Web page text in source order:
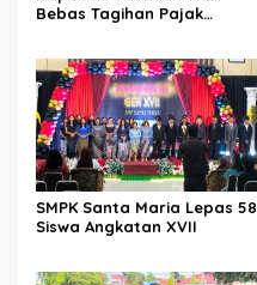
Bebas Tagihan Pajak
SMPK Santa Maria Lepas 58
Siswa Angkatan XVII